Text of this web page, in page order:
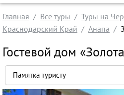
Заграничные экскурсии
Туры на Черное Море
Абхазия
Проезд без проживания
Главная Все туры
Туры на
Краснодарский Край
Анапа
Гостевой дом
Памятка туристу